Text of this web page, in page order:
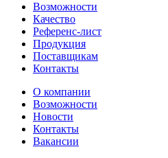
Возможности
Качество
Референс-лист
Продукция
Поставщикам
Контакты
О компании
Возможности
Новости
Контакты
Вакансии